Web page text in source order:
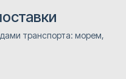
транспорта: морем,